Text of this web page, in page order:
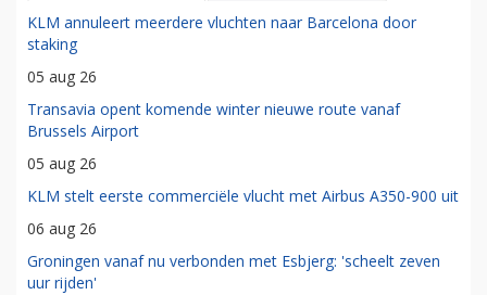
KLM annuleert meerdere vluchten naar Barcelona door
staking
05 aug 26
Transavia opent komende winter nieuwe route vanaf
Brussels Airport
05 aug 26
KLM stelt eerste commerciële vlucht met Airbus A350-900 uit
06 aug 26
Groningen vanaf nu verbonden met Esbjerg: 'scheelt zeven
uur rijden'